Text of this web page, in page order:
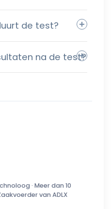
de test?
na de test?
· Meer dan 10
van ADLX